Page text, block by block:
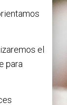
el
para